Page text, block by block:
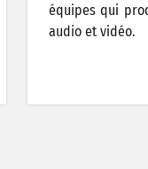
équipes qui
audio et vidéo.